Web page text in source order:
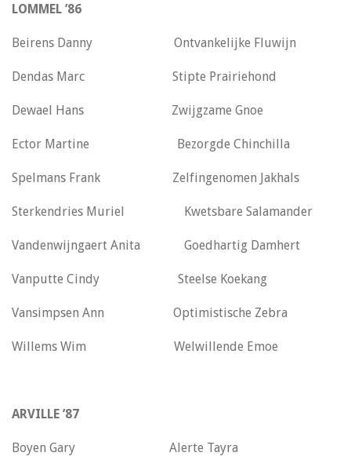
LOMMEL ’86
Beirens Danny Ontvankelijke Fluwijn
Dendas Marc Stipte Prairiehond
Dewael Hans Zwijgzame Gnoe
Ector Martine Bezorgde Chinchilla
Spelmans Frank Zelfingenomen Jakhals
Sterkendries Muriel Kwetsbare Salamander
Vandenwijngaert Anita Goedhartig Damhert
Vanputte Cindy Steelse Koekang
Vansimpsen Ann Optimistische Zebra
Willems Wim Welwillende Emoe
ARVILLE ’87
Boyen Gary Alerte Tayra